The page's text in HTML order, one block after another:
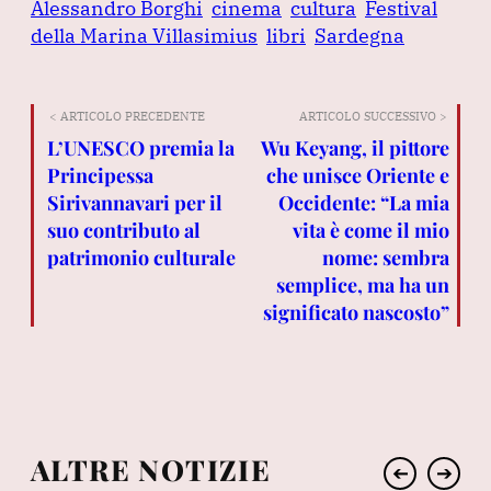
Alessandro Borghi cinema cultura Festival
della Marina Villasimius libri Sardegna
< ARTICOLO PRECEDENTE
L’UNESCO premia la
Principessa
Sirivannavari per il
suo contributo al
patrimonio culturale
ARTICOLO SUCCESSIVO >
Wu Keyang, il pittore
che unisce Oriente e
Occidente: “La mia
vita è come il mio
nome: sembra
semplice, ma ha un
significato nascosto”
ALTRE NOTIZIE ➔ ➔